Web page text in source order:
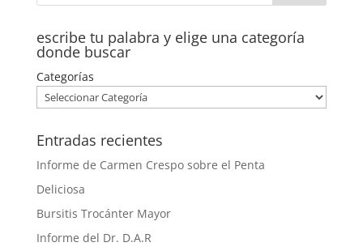
escribe tu palabra y elige una categoría
donde buscar
Categorías
Entradas recientes
Informe de Carmen Crespo sobre el Penta
Deliciosa
Bursitis Trocánter Mayor
Informe del Dr. D.A.R